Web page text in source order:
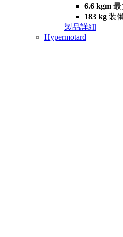
6.6 kgm 最
183 kg 装
製品詳細
Hypermotard